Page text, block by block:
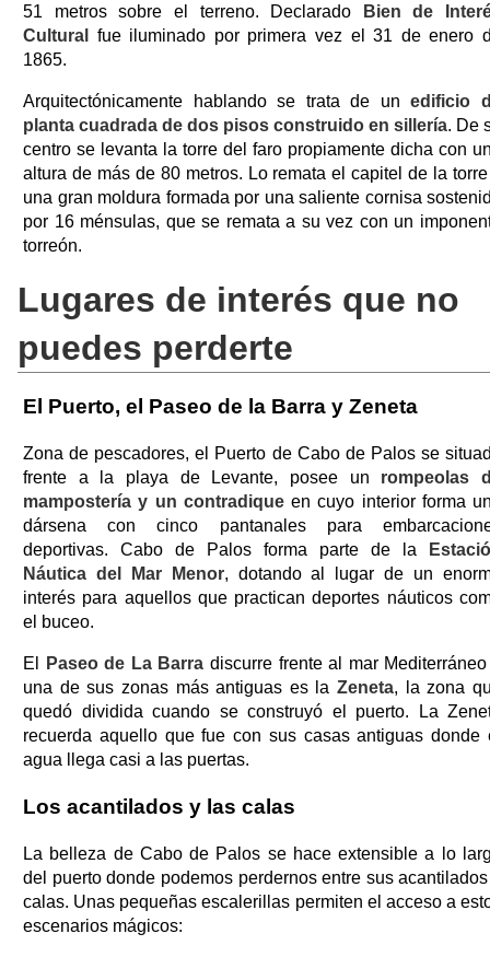
51 metros sobre el terreno. Declarado
Bien de
Cultural fue iluminado por primera vez el 31 de enero
1865.
Arquitectónicamente hablando se trata de unedificio
planta cuadrada de dos pisos construido en sillería. De
centro se levanta la torre del faro propiamente dicha con
altura de más de 80 metros. Lo remata el capitel de la
una gran moldura formada por una saliente cornisa
por 16 ménsulas, que se remata a su vez con un
torreón.
Lugares de interés que no
puedes perderte
El Puerto, el Paseo de la Barra y Zeneta
Zona de pescadores, el Puerto de Cabo de Palos se
frente a la playa de Levante, posee un rompeolas
mampostería y un contradiqueen cuyo interior forma
dársena con cinco pantanales para
deportivas. Cabo de Palos forma parte de la
Náutica del Mar Menor, dotando al lugar de un
interés para aquellos que practican deportes náuticos
el buceo.
El Paseo de La Barra discurre frente al mar
una de sus zonas más antiguas es laZeneta, la zona
quedó dividida cuando se construyó el puerto. La
recuerda aquello que fue con sus casas antiguas donde
agua llega casi a las puertas.
Los acantilados y las calas
La belleza de Cabo de Palos se hace extensible a lo
del puerto donde podemos perdernos entre sus
calas. Unas pequeñas escalerillas permiten el acceso a
escenarios mágicos: